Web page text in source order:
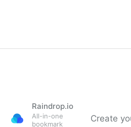
Raindrop.io
All-in-one
bookmark
Create